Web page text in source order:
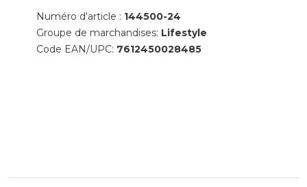
Numéro d'article : 144500-24
Groupe de marchandises: Lifestyle
Code EAN/UPC: 7612450028485